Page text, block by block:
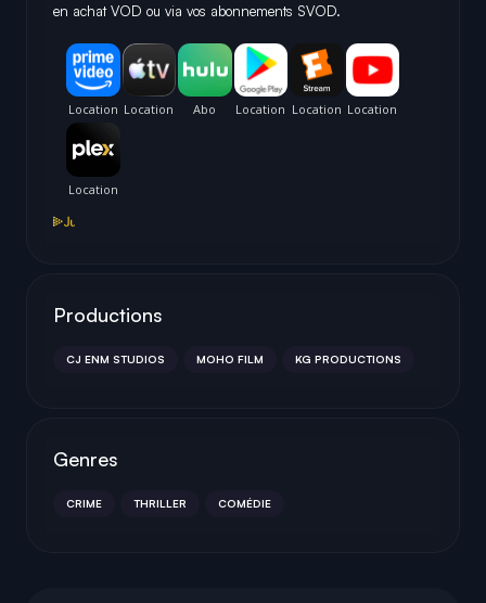
en achat VOD ou via vos abonnements SVOD.
Productions
CJ ENM STUDIOS MOHO FILM KG PRODUCTIONS
Genres
CRIME THRILLER COMÉDIE